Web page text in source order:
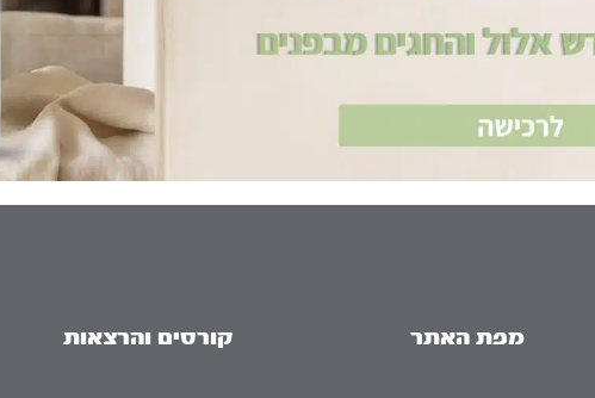
מפת האתר קורסים והרצאות